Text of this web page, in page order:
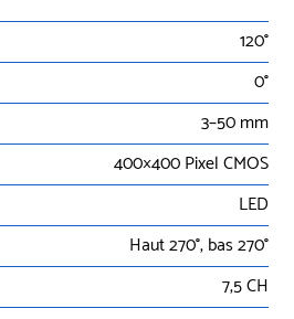
120°
0°
3–50 mm
400×400 Pixel CMOS
LED
Haut 270°, bas 270°
7,5 CH